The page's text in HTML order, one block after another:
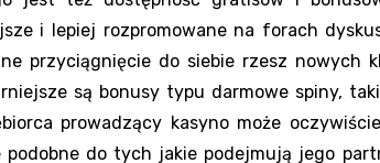
i lepiej rozpromowane na forach
przyciągnięcie do siebie rzesz nowych
są bonusy typu darmowe spiny,
prowadzący kasyno może
podobne do tych jakie podejmują jego